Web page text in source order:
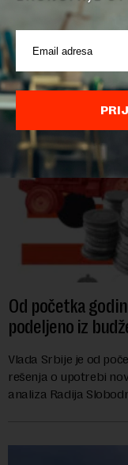
Ministarstvo
je danas da je
značajno unapredila
hrane biljnog porekla,
Od početka
podeljeno iz
Vlada Srbije je od
rešenja o upotrebi
analiza Radija